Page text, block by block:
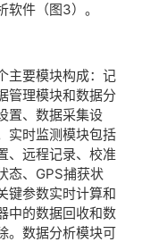
件（图3）。
主要模块构成：记
管理模块和数据分
置、数据采集设
实时监测模块包括
、远程记录、校准
态、GPS捕获状
键参数实时计算和
中的数据回收和数
。数据分析模块可